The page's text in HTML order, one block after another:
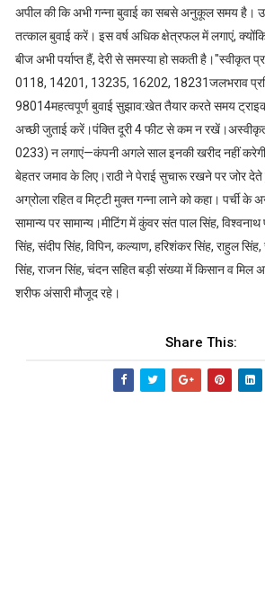
अपील की कि अभी गन्ना बुवाई का सबसे अनुकूल समय है।
तत्काल बुवाई करें। इस वर्ष अधिक क्षेत्रफल में लगाएं,
बीज अभी पर्याप्त हैं, देरी से समस्या हो सकती है।"स्वीकृत
0118, 14201, 13235, 16202, 18231जलभराव
98014महत्वपूर्ण बुवाई सुझाव:खेत तैयार करते समय
अच्छी जुताई करें।पंक्ति दूरी 4 फीट से कम न
0233) न लगाएं—कंपनी अगले साल इनकी खरीद नहीं
बेहतर जमाव के लिए।राठी ने पेराई सुचारू रखने पर जोर
अग्रोला रहित व मिट्टी मुक्त गन्ना लाने को कहा। पर्ची के
सामान्य पर सामान्य।मीटिंग में कुंवर संत पाल सिंह, विश्वनाथ
सिंह, संदीप सिंह, विपिन, कल्याण, हरिशंकर सिंह, राहुल
सिंह, राजन सिंह, चंदन सहित बड़ी संख्या में किसान व मिल
शरीफ अंसारी मौजूद रहे।
Share This: